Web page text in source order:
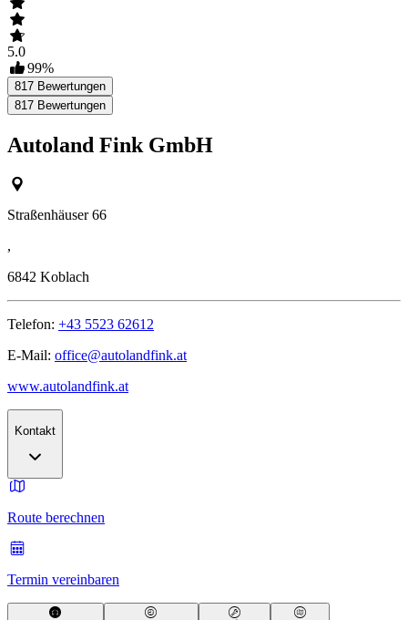
5.0
99%
817 Bewertungen
817 Bewertungen
Autoland Fink GmbH
Straßenhäuser 66
,
6842 Koblach
Telefon: +43 5523 62612
E-Mail: office@autolandfink.at
www.autolandfink.at
Kontakt
Route berechnen
Termin vereinbaren